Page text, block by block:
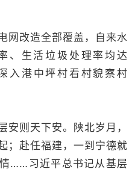
改造全部覆盖，自来水
、生活垃圾处理率均达
入港中坪村看村貌察村
则天下安。陕北岁月，
；赴任福建，一到宁德就
……习近平总书记从基层